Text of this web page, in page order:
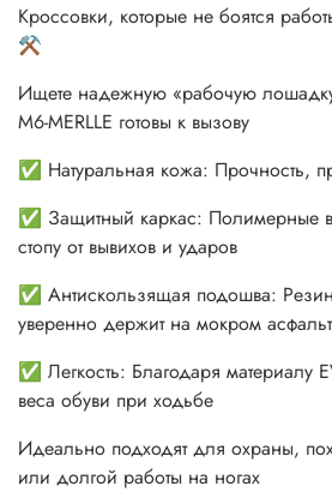
Кроссовки, которые не боятся
⚒️
Ищете надежную «рабочую
M6-MERLLE готовы к вызову
✅ Натуральная кожа: Прочность,
✅ Защитный каркас: Полимерные
стопу от вывихов и ударов
✅ Антискользящая подошва:
уверенно держит на мокром
✅ Легкость: Благодаря материалу
веса обуви при ходьбе
Идеально подходят для охраны,
или долгой работы на ногах